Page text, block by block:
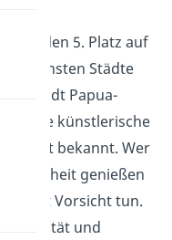
belegt den 5. Platz auf
Städte
Papua-
für ihre künstlerische
bekannt. Wer
Schönheit genießen
mit Vorsicht tun.
und